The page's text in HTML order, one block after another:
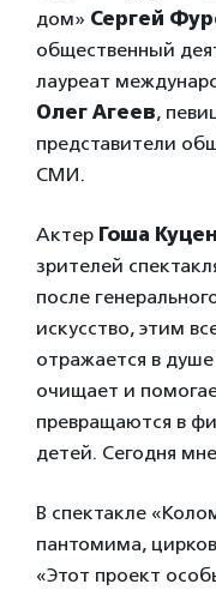
дом» Сергей
общественный
лауреат
Олег Агеев,
представители
СМИ.
Актер Гоша
зрителей
после
искусство, этим
отражается в
очищает и
превращаются в
детей. Сегодня
В спектакле
пантомима,
«Этот проект